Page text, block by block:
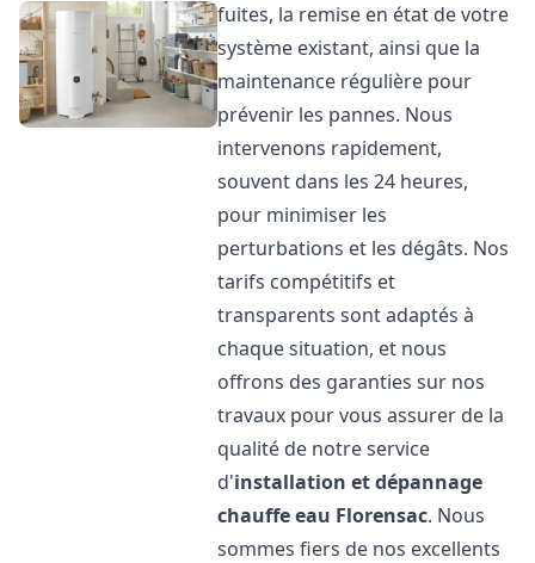
fuites, la remise en état de votre
système existant, ainsi que la
maintenance régulière pour
prévenir les pannes. Nous
intervenons rapidement,
souvent dans les 24 heures,
pour minimiser les
perturbations et les dégâts. Nos
tarifs compétitifs et
transparents sont adaptés à
chaque situation, et nous
offrons des garanties sur nos
travaux pour vous assurer de la
qualité de notre service
d'installation et dépannage
chauffe eau Florensac. Nous
sommes fiers de nos excellents